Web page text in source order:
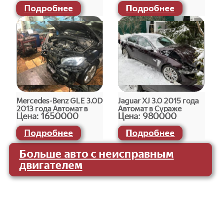
Подробнее
Подробнее
Mercedes-Benz GLE 3.0D
2013 года Автомат в
Сураже
Цена: 1650000
Подробнее
Jaguar XJ 3.0 2015 года
Автомат в Сураже
Цена: 980000
Подробнее
Больше авто с неисправным
двигателем